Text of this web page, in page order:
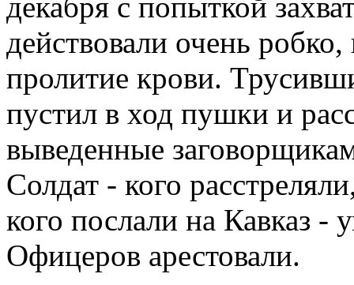
действовали очень
пролитие крови.
пустил в ход пушки и
выведенные
Солдат - кого
кого послали на Кавказ -
Офицеров арестовали.